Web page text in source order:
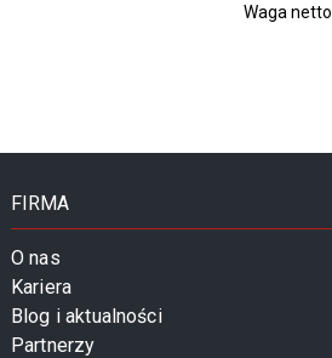
Waga netto
FIRMA
O nas
Kariera
Blog i aktualności
Partnerzy